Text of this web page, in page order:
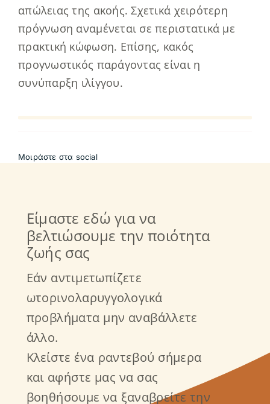
απώλειας της ακοής. Σχετικά χειρότερη
πρόγνωση αναμένεται σε περιστατικά με
πρακτική κώφωση. Επίσης, κακός
προγνωστικός παράγοντας είναι η
συνύπαρξη ιλίγγου.
Μοιράστε στα social
Είμαστε εδώ για να
βελτιώσουμε την ποιότητα
ζωής σας
Εάν αντιμετωπίζετε
ωτορινολαρυγγολογικά
προβλήματα μην αναβάλλετε
άλλο.
Κλείστε ένα ραντεβού σήμερα
και αφήστε μας να σας
βοηθήσουμε να ξαναβρείτε την